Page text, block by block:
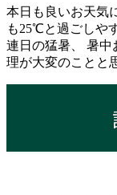
本日も良いお天気
も25℃と過ごしや
連日の猛暑、 暑中
理が大変のことと